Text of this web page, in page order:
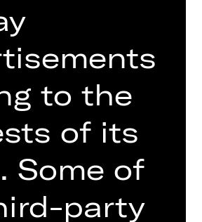
Spanier erhielt seine
in Barcelona.
to the
of its
Some of
party